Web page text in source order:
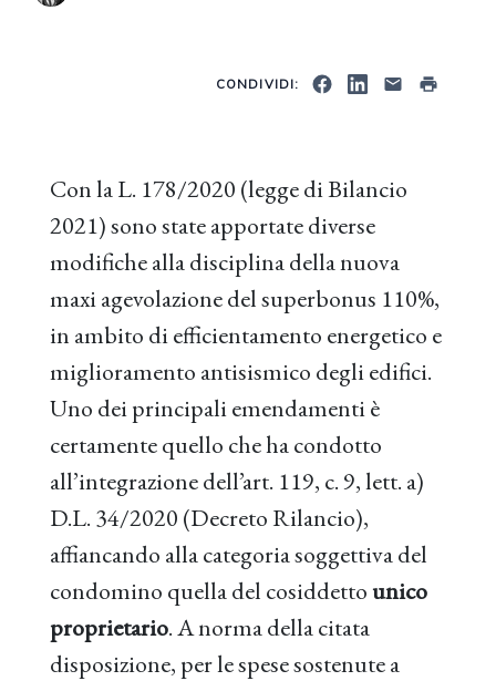
CONDIVIDI:
Con la L. 178/2020 (legge di Bilancio
2021) sono state apportate diverse
modifiche alla disciplina della nuova
maxi agevolazione del superbonus 110%,
in ambito di efficientamento energetico e
miglioramento antisismico degli edifici.
Uno dei principali emendamenti è
certamente quello che ha condotto
all’integrazione dell’art. 119, c. 9, lett. a)
D.L. 34/2020 (Decreto Rilancio),
affiancando alla categoria soggettiva del
condomino quella del cosiddettounico
proprietario. A norma della citata
disposizione, per le spese sostenute a